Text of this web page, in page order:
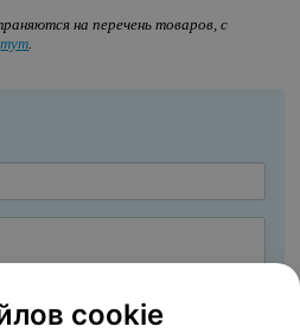
на перечень товаров, с
тут.
cookie